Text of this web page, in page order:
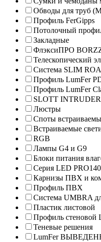
Обводы для труб
Профиль FerGipps
Потолочный
Закладные
ФлэксиПРО
Телескопический
Система SLIM
Профиль LumFer
Профиль LumFer
SLOTT INTRUDER
Люстры
Споты
Встраиваемые
RGB
Лампы G4 и G9
Блоки питания
Серия LED PRO140
Карнизы ПВХ и
Профиль ПВХ
Система UMBRA
Пластик листовой
Профиль
Теневые решения
LumFer